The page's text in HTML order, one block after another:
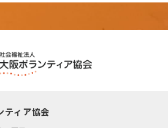
ティア協会